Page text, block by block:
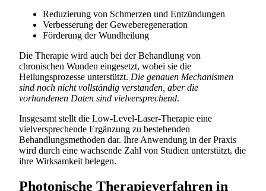
Reduzierung von Schmerzen und Entzündungen
Verbesserung der Geweberegeneration
Förderung der Wundheilung
Die Therapie wird auch bei der Behandlung von
chronischen Wunden eingesetzt, wobei sie die
Heilungsprozesse unterstützt. Die genauen Mechanismen
sind noch nicht vollständig verstanden, aber die
vorhandenen Daten sind vielversprechend.
Insgesamt stellt die Low-Level-Laser-Therapie eine
vielversprechende Ergänzung zu bestehenden
Behandlungsmethoden dar. Ihre Anwendung in der Praxis
wird durch eine wachsende Zahl von Studien unterstützt, die
ihre Wirksamkeit belegen.
Photonische Therapieverfahren in